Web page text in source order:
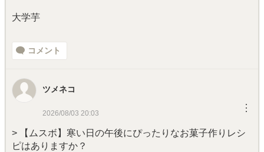
大学芋
コメント
ツメネコ
2026/08/03 20:03 ︙
> 【ムスボ】寒い日の午後にぴったりなお菓子作りレシ
ピはありますか？